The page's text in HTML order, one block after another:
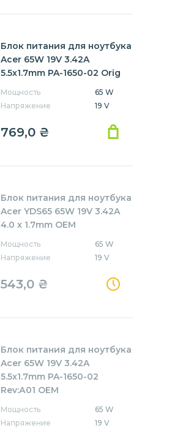
Блок питания для ноутбука
Acer 65W 19V 3.42A
5.5x1.7mm PA-1650-02 Orig
Мощность
65 W
Напряжение
19 V
769,0 ₴
Блок питания для ноутбука
Acer YDS65 65W 19V 3.42A
4.0 x 1.7mm OEM
Мощность
65 W
Напряжение
19 V
543,0 ₴
Блок питания для ноутбука
Acer 65W 19V 3.42A
5.5x1.7mm PA-1650-02
Rev:А01 OEM
Мощность
65 W
Напряжение
19 V